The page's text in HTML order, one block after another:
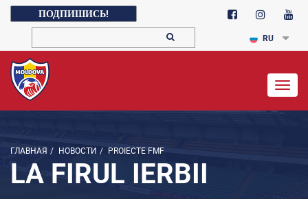
ПОДПИШИСЬ!
RU
ГЛАВНАЯ / НОВОСТИ / PROIECTE FMF
LA FIRUL IERBII